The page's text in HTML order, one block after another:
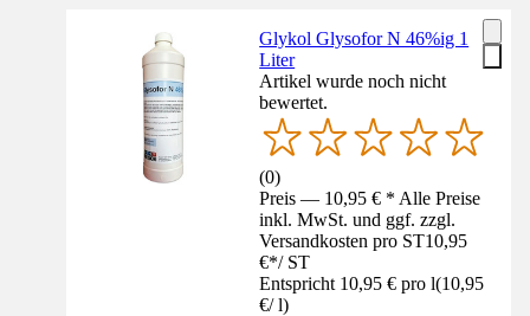
Glykol Glysofor N 46%ig 1
Liter
Artikel wurde noch nicht
bewertet.
(0)
Preis — 10,95 € * Alle Preise
inkl. MwSt. und ggf. zzgl.
Versandkosten pro ST10,95
€*/ ST
Entspricht 10,95 € pro l(10,95
€/ l)